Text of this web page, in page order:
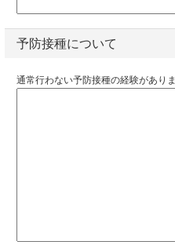
予防接種について
通常行わない予防接種の経験があり